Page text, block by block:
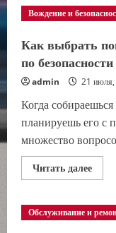
Вождение и
Как выбрать
по
admin 21
Когда
планируешь его с
множество
Читать далее
Обслуживание и